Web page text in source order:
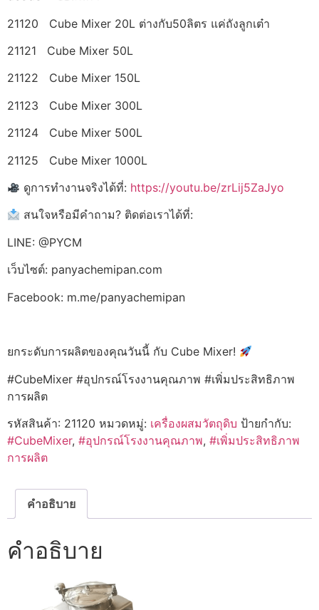
21120 Cube Mixer 20L ต่างกับ50ลิตร แค่ถังลูกเต๋า
21121 Cube Mixer 50L
21122 Cube Mixer 150L
21123 Cube Mixer 300L
21124 Cube Mixer 500L
21125 Cube Mixer 1000L
ดูการทำงานจริงได้ที่: https://youtu.be/zrLij5ZaJyo
สนใจหรือมีคำถาม? ติดต่อเราได้ที่:
LINE: @PYCM
เว็บไซต์: panyachemipan.com
Facebook: m.me/panyachemipan
ยกระดับการผลิตของคุณวันนี้ กับ Cube Mixer!
#CubeMixer #อุปกรณ์โรงงานคุณภาพ #เพิ่มประสิทธิภาพ
การผลิต
รหัสสินค้า: 21120 หมวดหมู่: เครื่องผสมวัตถุดิบ ป้ายกำกับ:
#CubeMixer, #อุปกรณ์โรงงานคุณภาพ, #เพิ่มประสิทธิภาพ
การผลิต
คำอธิบาย
คำอธิบาย